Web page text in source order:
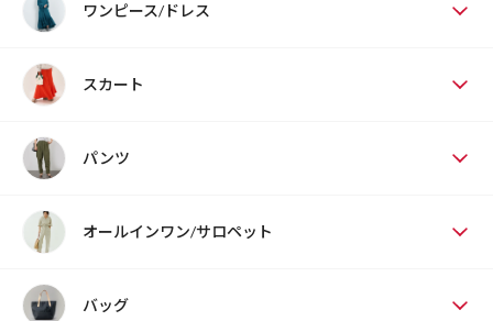
ワンピース/ドレス
スカート
パンツ
オールインワン/サロペット
バッグ